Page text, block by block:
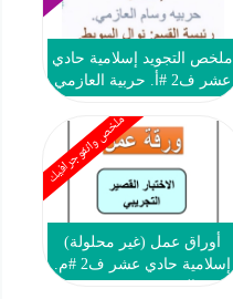
ملخص التجويد إسلامية حادي
عشر ف2 #أ. حربية العازمي
ملخص وانفوجرافيك
أوراق عمل (غير محلولة)
إسلامية حادي عشر ف2 #م.